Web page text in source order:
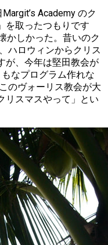
Academy のク
を取ったつもりです
かしかった。昔いのク
ハロウィンからクリス
が、今年は堅田教会が
なプログラム作れな
のヴォーリス教会が大
リスマスやって」とい